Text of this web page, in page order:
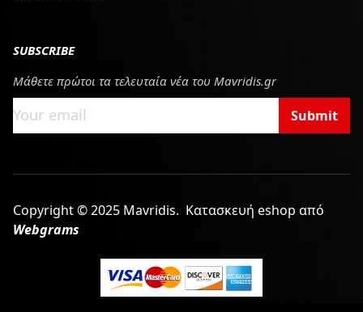
SUBSCRIBE
Μάθετε πρώτοι τα τελευταία νέα του Mavridis.gr
Submit
Copyright © 2025 Mavridis. Κατασκευή eshop από
Webgrams